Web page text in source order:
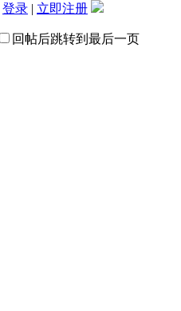
登录 | 立即注册
回帖后跳转到最后一页